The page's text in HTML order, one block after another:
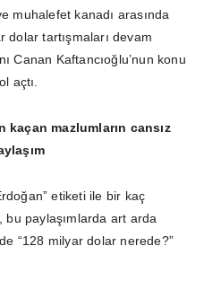
muhalefet kanadı arasında
tartışmaları devam
Canan Kaftancıoğlu’nun konu
açtı.
kaçan mazlumların cansız
etiketi ile bir kaç
bu paylaşımlarda art arda
“128 milyar dolar nerede?”